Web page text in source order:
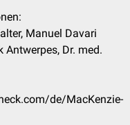
Manuel Davari
Antwerpes, Dr. med.
de/MacKenzie-